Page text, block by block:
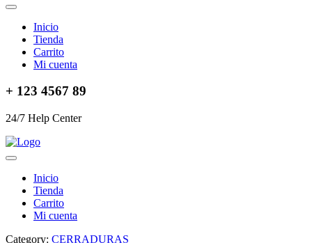
Inicio
Tienda
Carrito
Mi cuenta
+ 123 4567 89
24/7 Help Center
Inicio
Tienda
Carrito
Mi cuenta
Category: CERRADURAS